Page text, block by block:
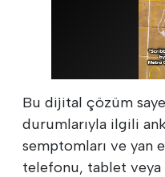
Bu dijital çözüm
durumlarıyla ilgili
semptomları ve
telefonu, tablet veya